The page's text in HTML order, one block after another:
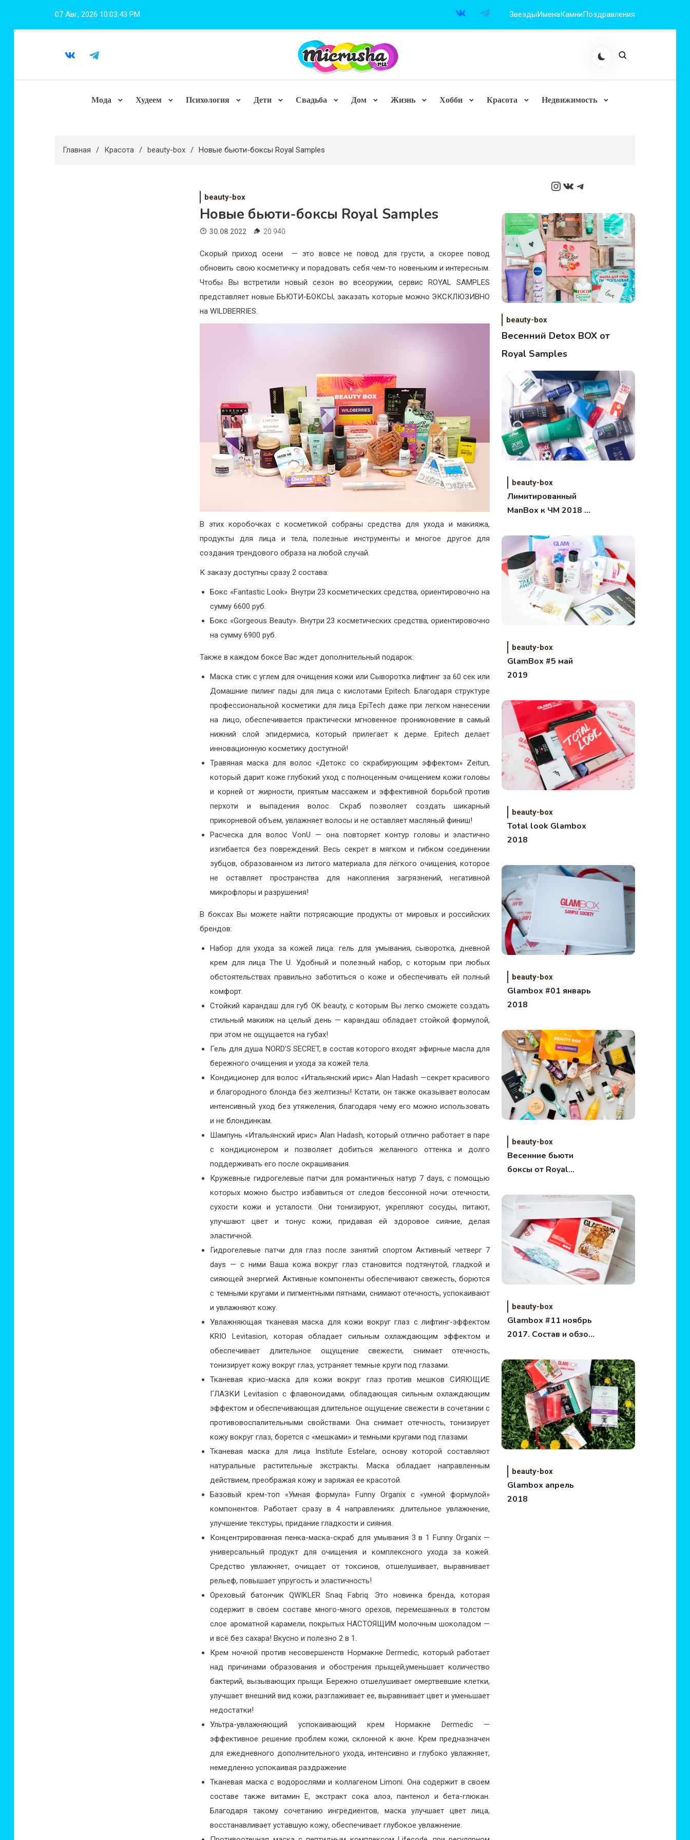
07 Авг, 2026 10:03:44 PM ЗвездыИменаКамниПоздравления
Мода Худеем Психология Дети Свадьба Дом Жизнь Хобби Красота Недвижимость
Главная Красота beauty-box Новые бьюти-боксы Royal Samples
beauty-box
Новые бьюти-боксы Royal Samples
30.08.2022 20 940
Скорый приход осени — это вовсе не повод для грусти, а скорее повод
обновить свою косметичку и порадовать себя чем-то новеньким и интересным.
Чтобы Вы встретили новый сезон во всеоружии, сервис ROYAL SAMPLES
представляет новые БЬЮТИ-БОКСЫ, заказать которые можно ЭКСКЛЮЗИВНО
на WILDBERRIES.
В этих коробочках с косметикой собраны средства для ухода и макияжа,
продукты для лица и тела, полезные инструменты и многое другое для
создания трендового образа на любой случай.⠀
К заказу доступны сразу 2 состава:
Бокс «Fantastic Look». Внутри 23 косметических средства, ориентировочно на
сумму 6600 руб.
Бокс «Gorgeous Beauty». Внутри 23 косметических средства, ориентировочно
на сумму 6900 руб.
Также в каждом боксе Вас ждет дополнительный подарок:
Маска стик с углем для очищения кожи или Сыворотка лифтинг за 60 сек или
Домашние пилинг пады для лица с кислотами Epitech. Благодаря структуре
профессиональной косметики для лица EpiTech даже при легком нанесении
на лицо, обеспечивается практически мгновенное проникновение в самый
нижний слой эпидермиса, который прилегает к дерме. Epitech делает
инновационную косметику доступной!
Травяная маска для волос «Детокс со скрабирующим эффектом» Zeitun,
который дарит коже глубокий уход с полноценным очищением кожи головы
и корней от жирности, приятым массажем и эффективной борьбой против
перхоти и выпадения волос. Скраб позволяет создать шикарный
прикорневой объем, увлажняет волосы и не оставляет масляный финиш!
Расческа для волос VonU — она повторяет контур головы и эластично
изгибается без повреждений. Весь секрет в мягком и гибком соединении
зубцов, образованном из литого материала для лёгкого очищения, которое
не оставляет пространства для накопления загрязнений, негативной
микрофлоры и разрушения!
В боксах Вы можете найти потрясающие продукты от мировых и российских
брендов:
Набор для ухода за кожей лица: гель для умывания, сыворотка, дневной
крем для лица The U. Удобный и полезный набор, с которым при любых
обстоятельствах правильно заботиться о коже и обеспечивать ей полный
комфорт.
Стойкий карандаш для губ OK beauty, с которым Вы легко сможете создать
стильный макияж на целый день — карандаш обладает стойкой формулой,
при этом не ощущается на губах!
Гель для душа NORD’S SECRET, в состав которого входят эфирные масла для
бережного очищения и ухода за кожей тела.
Кондиционер для волос «Итальянский ирис» Alan Hadash —секрет красивого
и благородного блонда без желтизны! Кстати, он также оказывает волосам
интенсивный уход без утяжеления, благодаря чему его можно использовать
и не блондинкам.
Шампунь «Итальянский ирис» Alan Hadash, который отлично работает в паре
с кондиционером и позволяет добиться желанного оттенка и долго
поддерживать его после окрашивания.
Кружевные гидрогелевые патчи для романтичных натур 7 days, с помощью
которых можно быстро избавиться от следов бессонной ночи: отечности,
сухости кожи и усталости. Они тонизируют, укрепляют сосуды, питают,
улучшают цвет и тонус кожи, придавая ей здоровое сияние, делая
эластичной.
Гидрогелевые патчи для глаз после занятий спортом Активный четверг 7
days — с ними Ваша кожа вокруг глаз становится подтянутой, гладкой и
сияющей энергией. Активные компоненты обеспечивают свежесть, борются
с темными кругами и пигментными пятнами, снимают отечность, успокаивают
и увлажняют кожу.
Увлажняющая тканевая маска для кожи вокруг глаз с лифтинг-эффектом
KRIO Levitasion, которая обладает сильным охлаждающим эффектом и
обеспечивает длительное ощущение свежести, снимает отечность,
тонизирует кожу вокруг глаз, устраняет темные круги под глазами.
Тканевая крио-маска для кожи вокруг глаз против мешков СИЯЮЩИЕ
ГЛАЗКИ Levitasion с флавоноидами, обладающая сильным охлаждающим
эффектом и обеспечивающая длительное ощущение свежести в сочетании с
противовоспалительными свойствами. Она снимает отечность, тонизирует
кожу вокруг глаз, борется с «мешками» и темными кругами под глазами.
Тканевая маска для лица Institute Estelare, основу которой составляют
натуральные растительные экстракты. Маска обладает направленным
действием, преображая кожу и заряжая ее красотой.
Базовый крем-топ «Умная формула» Funny Organix с «умной формулой»
компонентов. Работает сразу в 4 направлениях: длительное увлажнение,
улучшение текстуры, придание гладкости и сияния.
Концентрированная пенка-маска-скраб для умывания 3 в 1 Funny Organix —
универсальный продукт для очищения и комплексного ухода за кожей.
Средство увлажняет, очищает от токсинов, отшелушивает, выравнивает
рельеф, повышает упругость и эластичность!
Ореховый батончик QWIKLER Snaq Fabriq. Это новинка бренда, которая
содержит в своем составе много-много орехов, перемешанных в толстом
слое ароматной карамели, покрытых НАСТОЯЩИМ молочным шоколадом —
и всё без сахара! Вкусно и полезно 2 в 1.
Крем ночной против несовершенств Нормакне Dermedic, который работает
над причинами образования и обострения прыщей,уменьшает количество
бактерий, вызывающих прыщи. Бережно отшелушивает омертвевшие клетки,
улучшает внешний вид кожи, разглаживает ее, выравнивает цвет и уменьшает
недостатки!
Ультра-увлажняющий успокаивающий крем Нормакне Dermedic —
эффективное решение проблем кожи, склонной к акне. Крем предназначен
для ежедневного дополнительного ухода, интенсивно и глубоко увлажняет,
немедленно успокаивая раздражение
Тканевая маска с водорослями и коллагеном Limoni. Она содержит в своем
составе также витамин Е, экстракт сока алоэ, пантенол и бета-глюкан.
Благодаря такому сочетанию ингредиентов, маска улучшает цвет лица,
восстанавливает уставшую кожу, обеспечивает глубокое увлажнение.
Instagram
ВКонтакте
Telegram
beauty-box
Весенний Detox BOX от
Royal Samples
beauty-box
Лимитированный
ManBox к ЧМ 2018 от
beauty-box
GlamBox #5 май
2019
beauty-box
Total look Glambox
2018
beauty-box
Glambox #01 январь
2018
beauty-box
Весенние бьюти
боксы от Royal
beauty-box
Glambox #11 ноябрь
2017. Состав и обзор
beauty-box
Glambox апрель
2018